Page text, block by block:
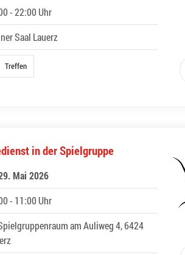
- 22:00 Uhr
Saal Lauerz
Treffen
in der Spielgruppe
Mai 2026
- 11:00 Uhr
am Auliweg 4, 6424